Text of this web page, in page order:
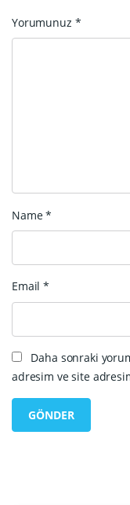
Yorumunuz *
Name*
Email*
Daha sonraki
adresim ve site